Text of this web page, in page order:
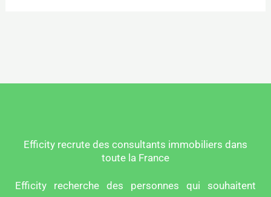
Efficity recrute des consultants immobiliers dans
toute la France
Efficity recherche des personnes qui souhaitent